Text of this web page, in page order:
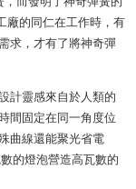
廠的同仁在工作時，有
求，才有了將神奇彈
計靈感來自於人類的
間固定在同一角度位
曲線還能聚光省電
的燈泡營造高瓦數的